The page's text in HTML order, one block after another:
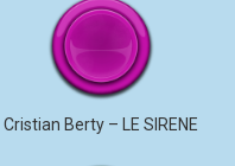
Cristian Berty – LE SIRENE